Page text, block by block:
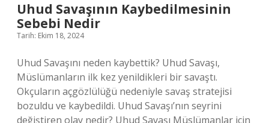
Uhud Savaşının Kaybedilmesinin
Sebebi Nedir
Tarih: Ekim 18, 2024
Uhud Savaşını neden kaybettik? Uhud Savaşı,
Müslümanların ilk kez yenildikleri bir savaştı.
Okçuların açgözlülüğü nedeniyle savaş stratejisi
bozuldu ve kaybedildi. Uhud Savaşı’nın seyrini
değiştiren olay nedir? Uhud Savaşı Müslümanlar için